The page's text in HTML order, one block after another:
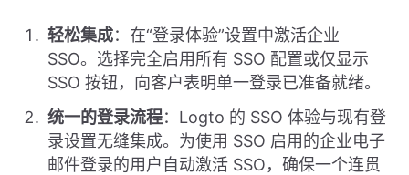
轻松集成：在“登录体验”设置中激活企业
SSO。选择完全启用所有 SSO 配置或仅显示
SSO 按钮，向客户表明单一登录已准备就绪。
统一的登录流程：Logto 的 SSO 体验与现有登
录设置无缝集成。为使用 SSO 启用的企业电子
邮件登录的用户自动激活 SSO，确保一个连贯